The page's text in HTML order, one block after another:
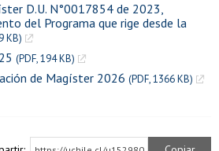
D.U. N°0017854 de 2023,
del Programa que rige desde la
KB)
(PDF, 194 KB)
de Magíster 2026 (PDF, 1366 KB)